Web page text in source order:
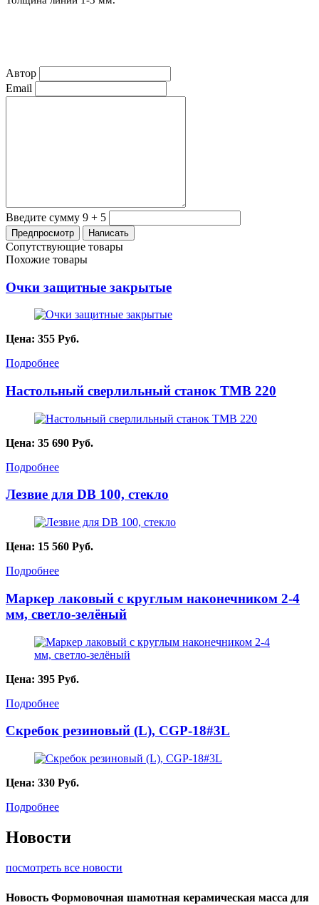
Автор
Email
Введите сумму 9 + 5
Сопутствующие товары
Похожие товары
Очки защитные закрытые
Цена: 355 Руб.
Подробнее
Настольный сверлильный станок TMB 220
Цена: 35 690 Руб.
Подробнее
Лезвие для DB 100, стекло
Цена: 15 560 Руб.
Подробнее
Маркер лаковый с круглым наконечником 2-4
мм, светло-зелёный
Цена: 395 Руб.
Подробнее
Скребок резиновый (L), CGP-18#3L
Цена: 330 Руб.
Подробнее
Новости
посмотреть все новости
Новость Формовочная шамотная керамическая масса для